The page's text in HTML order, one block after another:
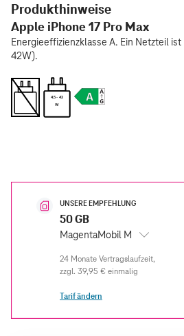
Produkthinweise
Apple iPhone 17 Pro Max
Energieeffizienzklasse A. Ein Netzteil
42W).
4.5 - 42
W
UNSERE EMPFEHLUNG
50 GB
MagentaMobil M
zzgl. 39,95 € einmalig
Tarif ändern